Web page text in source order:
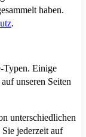
haben.
.
Typen. Einige
unseren Seiten
unterschiedlichen
jederzeit auf